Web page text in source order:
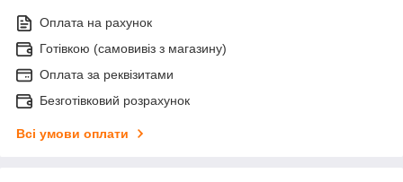
Оплата на рахунок
Готівкою (самовивіз з магазину)
Оплата за реквізитами
Безготівковий розрахунок
Всі умови оплати